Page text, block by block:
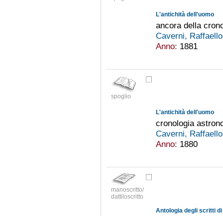
L'antichità dell'uomo
ancora della
Caverni,
Anno: 1881
spoglio
L'antichità dell'uomo
cronologia
Caverni,
Anno: 1880
manoscritto/
dattiloscritto
Antologia degli scritti